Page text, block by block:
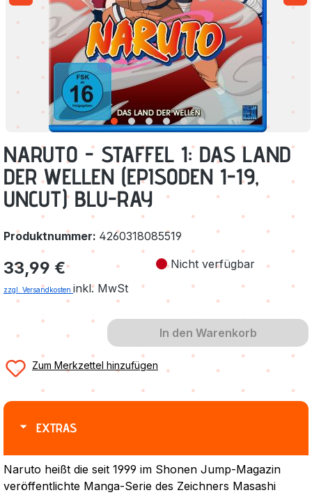
NARUTO - STAFFEL 1: DAS LAND
DER WELLEN (EPISODEN 1-19,
UNCUT) BLU-RAY
Produktnummer: 4260318085519
Regulärer Preis:
33,99 €
zzgl. Versandkosten inkl. MwSt
Nicht verfügbar
In den Warenkorb
Zum Merkzettel hinzufügen
EXTRAS
Naruto heißt die seit 1999 im Shonen Jump-Magazin
veröffentlichte Manga-Serie des Zeichners Masashi